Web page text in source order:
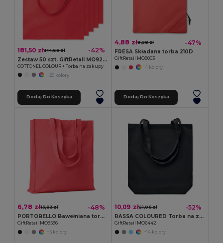
181,50 zł314,68 zł -42%
Zestaw 50 szt. GiftRetail MO9268
COTTONEL COLOUR + Torba na zakupy
+20 kolory
Dodaj Do Koszyka
4,88 zł9,28 zł -47%
FRESA Składana torba 210D
GiftRetail MO9003
+1 kolory
Dodaj Do Koszyka
6,78 zł13,03 zł -48%
PORTOBELLO Bawełniana torba na zakupy
GiftRetail MO9596
+5 kolory
10,09 zł21,06 zł -52%
RASSA COLOURED Torba na zakupy 270 gr/m²
GiftRetail MO6442
+14 kolory